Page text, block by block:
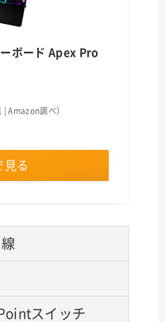
ボード Apex Pro
Amazon調べ）
見る
スイッチ